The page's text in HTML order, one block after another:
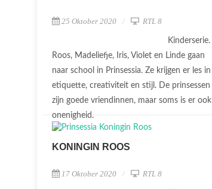
25 Oktober 2020 RTL 8
Kinderserie.
Roos, Madeliefje, Iris, Violet en Linde gaan
naar school in Prinsessia. Ze krijgen er les in
etiquette, creativiteit en stijl. De prinsessen
zijn goede vriendinnen, maar soms is er ook
onenigheid.
KONINGIN ROOS
17 Oktober 2020 RTL 8